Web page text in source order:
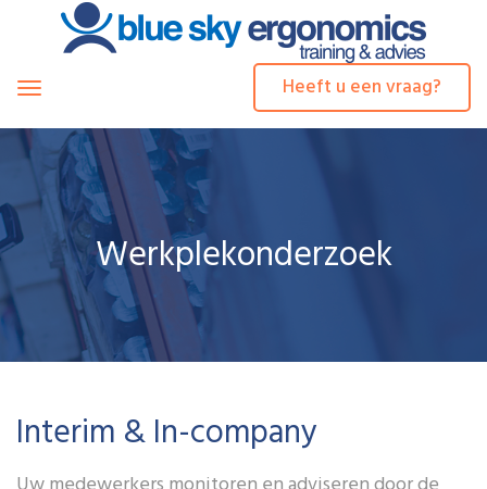
Heeft u een vraag?
Toggle
Werkplekonderzoek
Interim & In-company